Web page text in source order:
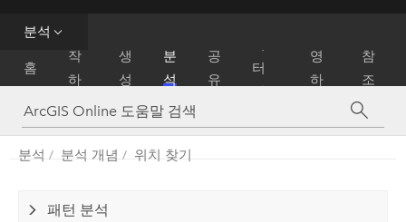
분석
홈
작
하
기
생
성
분
석
공
유
터
관
영
하
참
조
분석 분석 개념 위치 찾기
패턴 분석